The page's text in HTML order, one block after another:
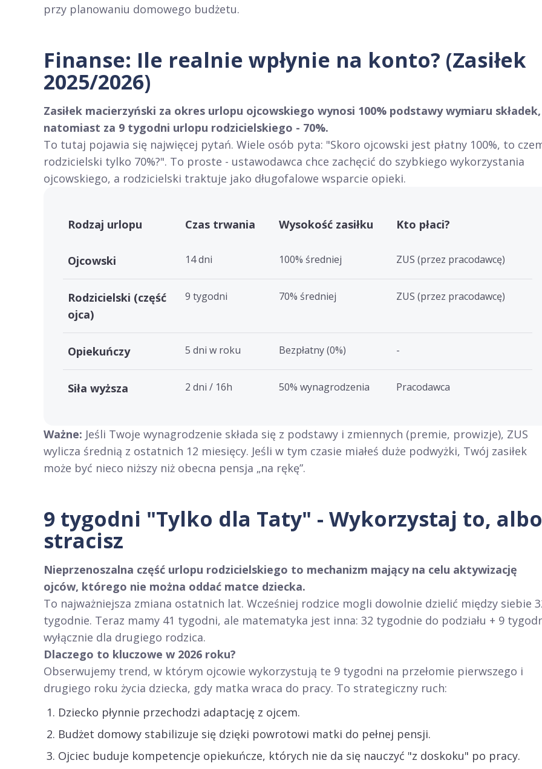
przy planowaniu domowego budżetu.
Finanse: Ile realnie wpłynie na konto? (Zasiłek
2025/2026)
Zasiłek macierzyński za okres urlopu ojcowskiego wynosi 100% podstawy wymiaru składek,
natomiast za 9 tygodni urlopu rodzicielskiego - 70%.
To tutaj pojawia się najwięcej pytań. Wiele osób pyta: "Skoro ojcowski jest płatny 100%, to
rodzicielski tylko 70%?". To proste - ustawodawca chce zachęcić do szybkiego wykorzystania
ojcowskiego, a rodzicielski traktuje jako długofalowe wsparcie opieki.
Rodzaj urlopu Czas trwania Wysokość zasiłku Kto płaci?
Ojcowski 14 dni 100% średniej ZUS (przez pracodawcę)
Rodzicielski (część
ojca)
9 tygodni 70% średniej ZUS (przez pracodawcę)
Opiekuńczy 5 dni w roku Bezpłatny (0%) -
Siła wyższa 2 dni / 16h 50% wynagrodzenia Pracodawca
Ważne: Jeśli Twoje wynagrodzenie składa się z podstawy i zmiennych (premie, prowizje), ZUS
wylicza średnią z ostatnich 12 miesięcy. Jeśli w tym czasie miałeś duże podwyżki, Twój zasiłek
może być nieco niższy niż obecna pensja „na rękę”.
9 tygodni "Tylko dla Taty" - Wykorzystaj to, albo
stracisz
Nieprzenoszalna część urlopu rodzicielskiego to mechanizm mający na celu aktywizację
ojców, którego nie można oddać matce dziecka.
To najważniejsza zmiana ostatnich lat. Wcześniej rodzice mogli dowolnie dzielić między siebie
tygodnie. Teraz mamy 41 tygodni, ale matematyka jest inna: 32 tygodnie do podziału + 9
wyłącznie dla drugiego rodzica.
Dlaczego to kluczowe w 2026 roku?
Obserwujemy trend, w którym ojcowie wykorzystują te 9 tygodni na przełomie pierwszego i
drugiego roku życia dziecka, gdy matka wraca do pracy. To strategiczny ruch:
Dziecko płynnie przechodzi adaptację z ojcem.
Budżet domowy stabilizuje się dzięki powrotowi matki do pełnej pensji.
Ojciec buduje kompetencje opiekuńcze, których nie da się nauczyć "z doskoku" po pracy.